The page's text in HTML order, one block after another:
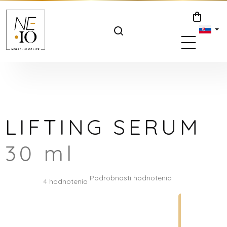
Prejsť
obsah
NÁKUPNÝ
KOŠÍK
LIFTING SERUM
30 ml
hodnotenie
4 hodnotenia Podrobnosti hodnotenia